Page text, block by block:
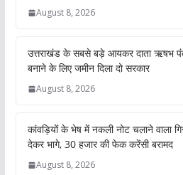
August 8, 2026
उत्तराखंड के सबसे बड़े आयकर दाता ऋषभ पंत
बनाने के लिए जमीन दिला दो सरकार
August 8, 2026
कांवड़ियों के भेष में नकली नोट चलाने वाला
देकर भागे, 30 हजार की फेक करेंसी बरामद
August 8, 2026